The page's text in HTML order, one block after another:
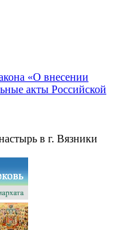
«О внесении
акты Российской
в г. Вязники